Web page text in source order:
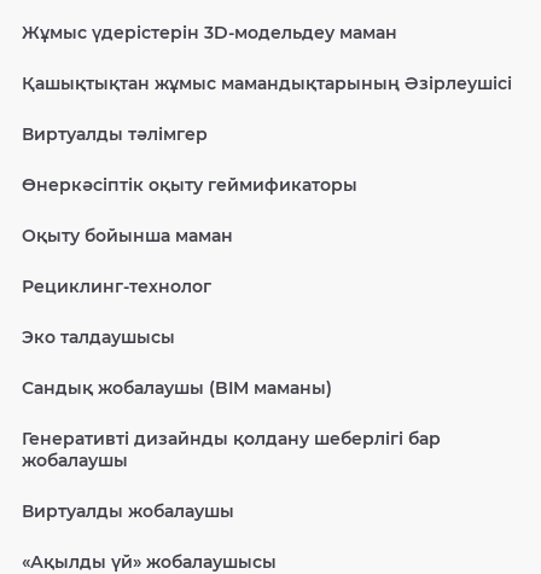
Жұмыс үдерістерін 3D-модельдеу маман
Қашықтықтан жұмыс мамандықтарының Әзірлеушісі
Виртуалды тәлімгер
Өнеркәсіптік оқыту геймификаторы
Оқыту бойынша маман
Рециклинг-технолог
Эко талдаушысы
Сандық жобалаушы (BIM маманы)
Генеративті дизайнды қолдану шеберлігі бар
жобалаушы
Виртуалды жобалаушы
«Ақылды үй» жобалаушысы